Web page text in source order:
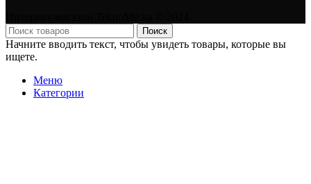
Поиск
Начните вводить текст, чтобы увидеть товары, которые вы
ищете.
Меню
Категории